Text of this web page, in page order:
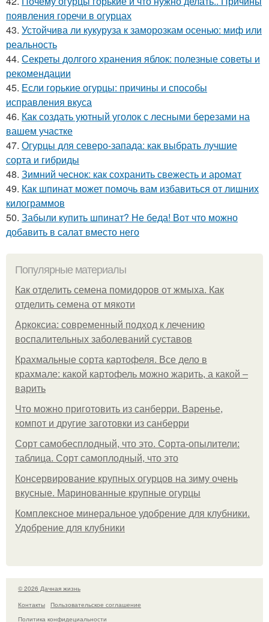
появления горечи в огурцах
43. Устойчива ли кукуруза к заморозкам осенью: миф или
реальность
44. Секреты долгого хранения яблок: полезные советы и
рекомендации
45. Если горькие огурцы: причины и способы
исправления вкуса
46. Как создать уютный уголок с лесными березами на
вашем участке
47. Огурцы для северо-запада: как выбрать лучшие
сорта и гибриды
48. Зимний чеснок: как сохранить свежесть и аромат
49. Как шпинат может помочь вам избавиться от лишних
килограммов
50. Забыли купить шпинат? Не беда! Вот что можно
добавить в салат вместо него
Популярные материалы
Как отделить семена помидоров от жмыха. Как
отделить семена от мякоти
Аркоксиа: современный подход к лечению
воспалительных заболеваний суставов
Крахмальные сорта картофеля. Все дело в
крахмале: какой картофель можно жарить, а какой –
варить
Что можно приготовить из санберри. Варенье,
компот и другие заготовки из санберри
Сорт самобесплодный, что это. Сорта-опылители:
таблица. Сорт самоплодный, что это
Консервирование крупных огурцов на зиму очень
вкусные. Маринованные крупные огурцы
Комплексное минеральное удобрение для клубники.
Удобрение для клубники
© 2026 Дачная жизнь
Контакты
Пользовательское соглашение
Политика конфидециальности